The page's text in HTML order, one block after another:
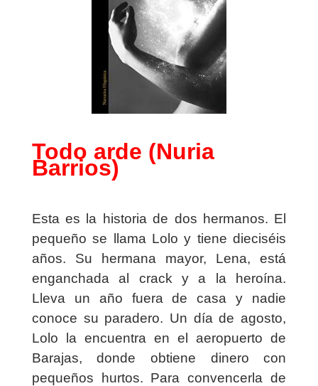
Todo arde (Nuria
Barrios)
Esta es la historia de dos hermanos. El
pequeño se llama Lolo y tiene dieciséis
años. Su hermana mayor, Lena, está
enganchada al crack y a la heroína.
Lleva un año fuera de casa y nadie
conoce su paradero. Un día de agosto,
Lolo la encuentra en el aeropuerto de
Barajas, donde obtiene dinero con
pequeños hurtos. Para convencerla de